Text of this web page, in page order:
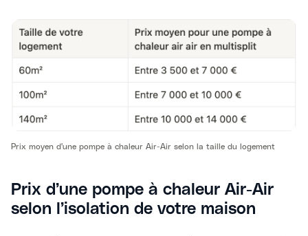
Prix moyen d'une pompe à chaleur Air-Air selon la taille du logement
Prix d’une pompe à chaleur Air-Air
selon l’isolation de votre maison